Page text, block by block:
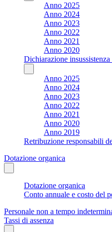
Anno 2025
Anno 2024
Anno 2023
Anno 2022
Anno 2021
Anno 2020
Dichiarazione
Anno 2025
Anno 2024
Anno 2023
Anno 2022
Anno 2021
Anno 2020
Anno 2019
Retribuzione responsabili
Dotazione organica
Dotazione organica
Conto annuale e costo del
Personale non a tempo
Tassi di assenza